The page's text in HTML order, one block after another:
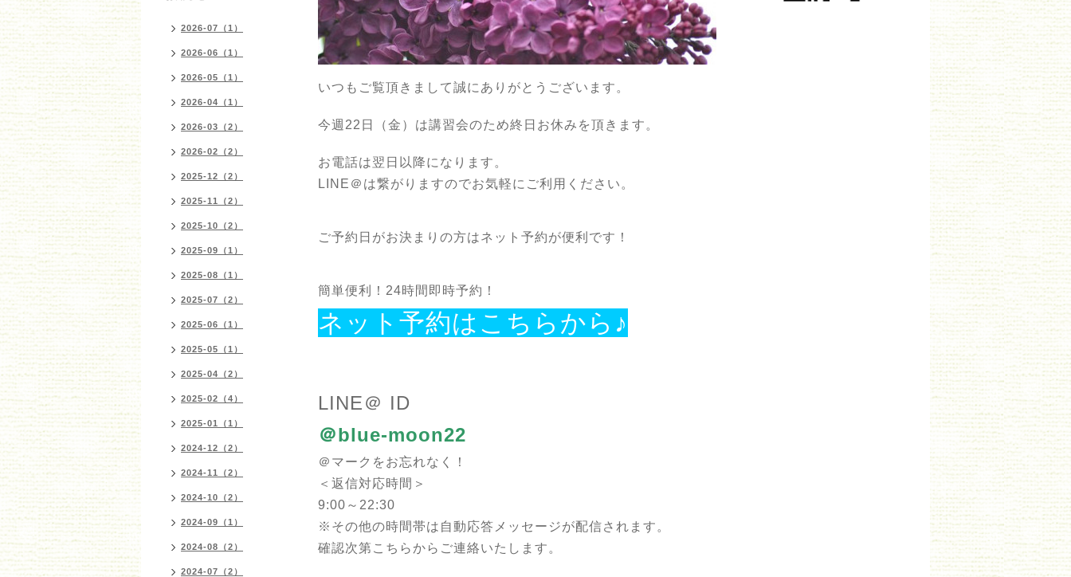
いつもご覧頂きまして誠にありがとうございます。
今週22日（金）は講習会のため終日お休みを頂きます。
お電話は翌日以降になります。
LINE＠は繋がりますのでお気軽にご利用ください。
ご予約日がお決まりの方はネット予約が便利です！
簡単便利！24時間即時予約！
ネット予約はこちらから♪
LINE＠ ID
＠blue-moon22
＠マークをお忘れなく！
＜返信対応時間＞
9:00～22:30
※その他の時間帯は自動応答メッセージが配信されます。
確認次第こちらからご連絡いたします。
2026-07（1）
2026-06（1）
2026-05（1）
2026-04（1）
2026-03（2）
2026-02（2）
2025-12（2）
2025-11（2）
2025-10（2）
2025-09（1）
2025-08（1）
2025-07（2）
2025-06（1）
2025-05（1）
2025-04（2）
2025-02（4）
2025-01（1）
2024-12（2）
2024-11（2）
2024-10（2）
2024-09（1）
2024-08（2）
2024-07（2）